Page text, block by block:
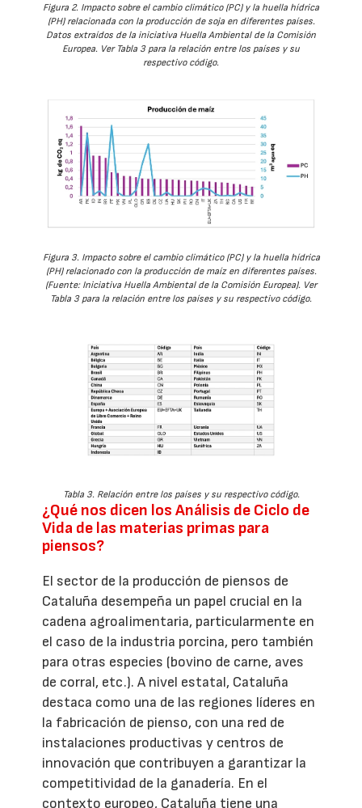
Figura 2. Impacto sobre el cambio climático (PC) y la huella hídrica
(PH) relacionada con la producción de soja en diferentes países.
Datos extraídos de la iniciativa Huella Ambiental de la Comisión
Europea. Ver Tabla 3 para la relación entre los países y su
respectivo código.
Figura 3. Impacto sobre el cambio climático (PC) y la huella hídrica
(PH) relacionado con la producción de maíz en diferentes países.
(Fuente: Iniciativa Huella Ambiental de la Comisión Europea). Ver
Tabla 3 para la relación entre los países y su respectivo código.
Tabla 3. Relación entre los países y su respectivo código.
¿Qué nos dicen los Análisis de Ciclo de
Vida de las materias primas para
piensos?
El sector de la producción de piensos de
Cataluña desempeña un papel crucial en la
cadena agroalimentaria, particularmente en
el caso de la industria porcina, pero también
para otras especies (bovino de carne, aves
de corral, etc.). A nivel estatal, Cataluña
destaca como una de las regiones líderes en
la fabricación de pienso, con una red de
instalaciones productivas y centros de
innovación que contribuyen a garantizar la
competitividad de la ganadería. En el
contexto europeo, Cataluña tiene una